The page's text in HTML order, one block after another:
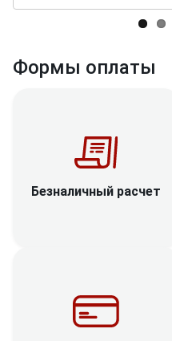
Формы оплаты
Безналичный расчет